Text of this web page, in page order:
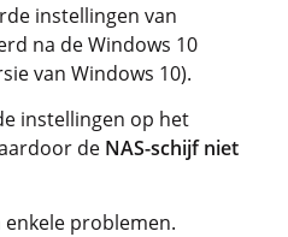
instellingen van
na de Windows 10
van Windows 10).
instellingen op het
de NAS-schijf niet
enkele problemen.